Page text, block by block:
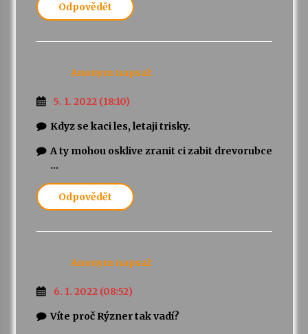
Odpovědět
Anonym napsal:
5. 1. 2022 (18:10)
Kdyz se kaci les, letaji trisky.
A ty mohou osklive zranit ci zabit drevorubce
…
Odpovědět
Anonym napsal:
6. 1. 2022 (08:52)
Víte proč Rýzner tak vadí?